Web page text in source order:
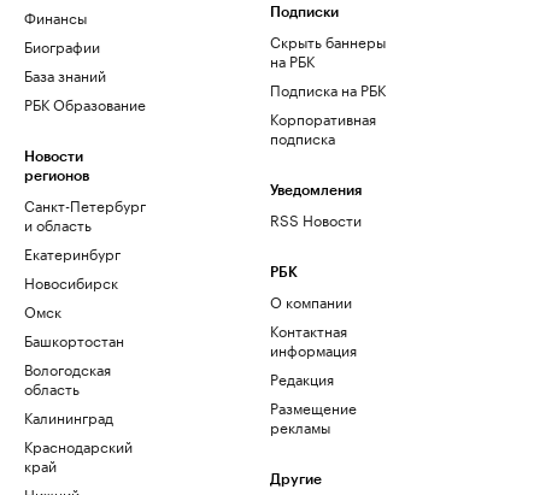
Финансы
Биографии
База знаний
РБК Образование
Новости
регионов
Санкт-Петербург
и область
Екатеринбург
Новосибирск
Омск
Башкортостан
Вологодская
область
Калининград
Краснодарский
край
Подписки
Скрыть баннеры
на РБК
Подписка на РБК
Корпоративная
подписка
Уведомления
RSS Новости
РБК
О компании
Контактная
информация
Редакция
Размещение
рекламы
Другие